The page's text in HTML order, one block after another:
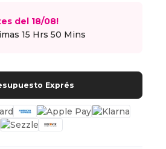
del 18/08!
15 Hrs 50 Mins
Exprés